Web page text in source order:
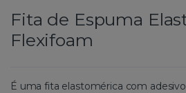
Fita de Espuma
Flexifoam
É uma fita elastomérica com